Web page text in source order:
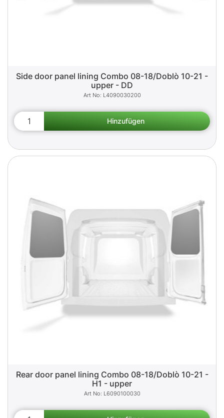
Side door panel lining Combo 08-18/Doblò 10-21 -
upper - DD
L4090030200
Rear door panel lining Combo 08-18/Doblò 10-21 -
H1 - upper
L6090100030